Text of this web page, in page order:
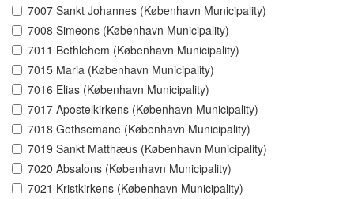
7007 Sankt Johannes (København Municipality)
7008 Simeons (København Municipality)
7011 Bethlehem (København Municipality)
7015 Maria (København Municipality)
7016 Elias (København Municipality)
7017 Apostelkirkens (København Municipality)
7018 Gethsemane (København Municipality)
7019 Sankt Matthæus (København Municipality)
7020 Absalons (København Municipality)
7021 Kristkirkens (København Municipality)